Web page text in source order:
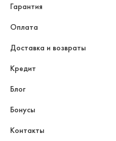
Гарантия
Оплата
Доставка и возвраты
Кредит
Блог
Бонусы
Контакты